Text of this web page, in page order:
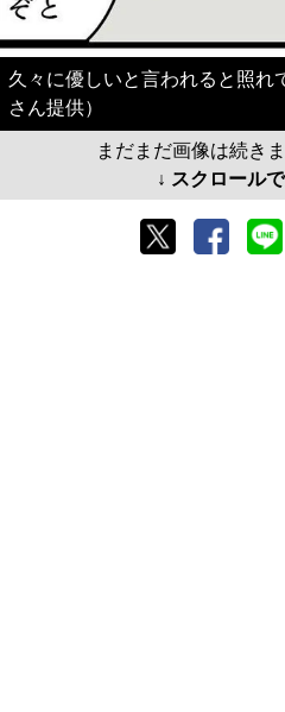
久々に優しいと言われると照れ
さん提供）
まだまだ画像は続き
↓ スクロール